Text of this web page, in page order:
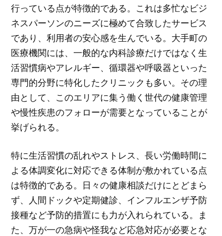
行っている点が特徴的である。これは多忙なビジ
ネスパーソンのニーズに極めて合致したサービス
であり、利用者の安心感を生んでいる。大手町の
医療機関には、一般的な内科診療だけではなく生
活習慣病やアレルギー、循環器や呼吸器といった
専門的分野に特化したクリニックも多い。その理
由として、このエリアに集う働く世代の健康管理
や慢性疾患のフォローが需要となっていることが
挙げられる。
特に生活習慣の乱れやストレス、長い労働時間に
よる体調変化に対応できる体制が敷かれている点
は特徴的である。日々の健康相談だけにとどまら
ず、人間ドックや定期健診、インフルエンザ予防
接種など予防的措置にも力が入れられている。ま
た、万が一の急病や怪我など応急対応が必要とな